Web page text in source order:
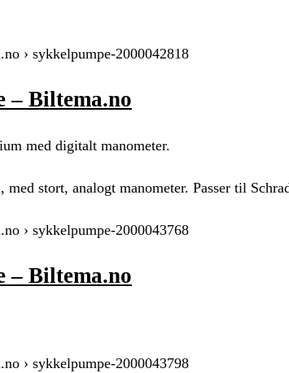
› sykkelpumpe-2000042818
– Biltema.no
med digitalt manometer.
med stort, analogt manometer. Passer til
› sykkelpumpe-2000043768
– Biltema.no
› sykkelpumpe-2000043798